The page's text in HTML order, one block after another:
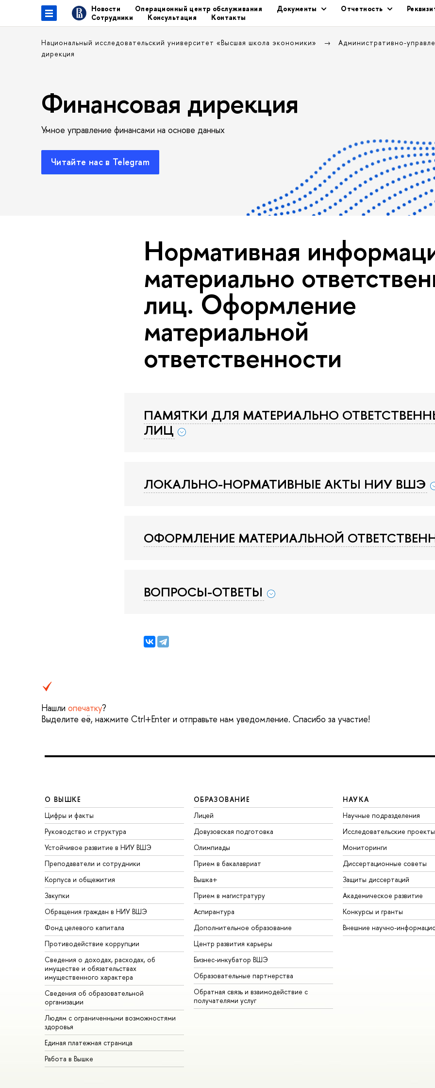
Новости Операционный центр обслуживания Документы Отчетность
Сотрудники
Консультация Контакты
Национальный исследовательский университет «Высшая школа экономики» Административно-
дирекция
Финансовая дирекция
Умное управление финансами на основе данных
Читайте нас в Telegram
Нормативная
материально
лиц. Оформление
материальной
ответственности
ПАМЯТКИ ДЛЯ МАТЕРИАЛЬНО
ЛИЦ
ЛОКАЛЬНО-НОРМАТИВНЫЕ АКТЫ НИУ ВШЭ
ОФОРМЛЕНИЕ МАТЕРИАЛЬНОЙ
ВОПРОСЫ-ОТВЕТЫ
Нашли опечатку?
Выделите её, нажмите Ctrl+Enter и отправьте нам уведомление. Спасибо за участие!
О ВЫШКЕ
Цифры и факты
Руководство и структура
Устойчивое развитие в НИУ ВШЭ
Преподаватели и сотрудники
Корпуса и общежития
Закупки
Обращения граждан в НИУ ВШЭ
Фонд целевого капитала
Противодействие коррупции
Сведения о доходах, расходах, об
имуществе и обязательствах
имущественного характера
Сведения об образовательной
организации
Людям с ограниченными возможностями
здоровья
Единая платежная страница
Работа в Вышке
ОБРАЗОВАНИЕ
Лицей
Довузовская подготовка
Олимпиады
Прием в бакалавриат
Вышка+
Прием в магистратуру
Аспирантура
Дополнительное образование
Центр развития карьеры
Бизнес-инкубатор ВШЭ
Образовательные партнерства
Обратная связь и взаимодействие с
получателями услуг
НАУКА
Научные подразделения
Исследовательские проекты
Мониторинги
Диссертационные советы
Защиты диссертаций
Академическое развитие
Конкурсы и гранты
Внешние научно-